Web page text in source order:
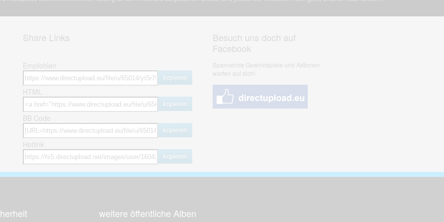
Share Links
Empfohlen
kopieren
HTML
kopieren
BB Code
kopieren
Hotlink
kopieren
Besuch uns doch auf
Facebook
Spannende Gewinnspiele und Aktionen
warten auf dich!
weitere öffentliche Alben